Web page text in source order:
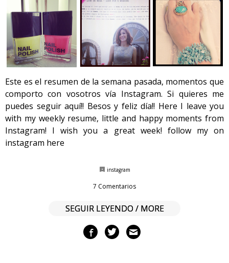
Este es el resumen de la semana pasada, momentos que
comporto con vosotros vía Instagram. Si quieres me
puedes seguir aquí!! Besos y feliz día!! Here I leave you
with my weekly resume, little and happy moments from
Instagram! I wish you a great week! follow my on
instagram here
instagram
7 Comentarios
SEGUIR LEYENDO / MORE